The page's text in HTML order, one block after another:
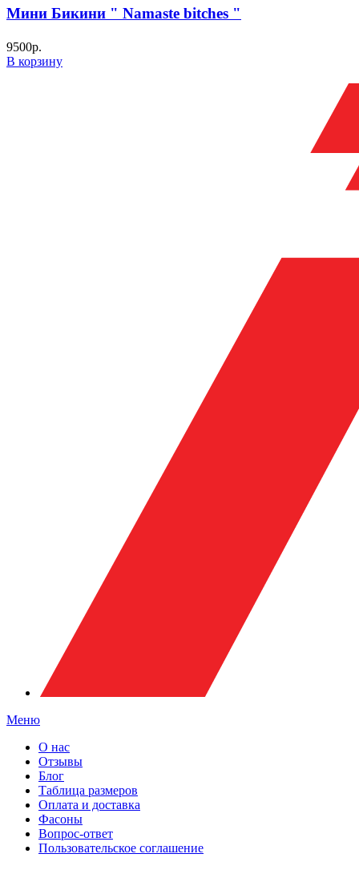
Мини Бикини " Namaste bitches "
9500р.
В корзину
Меню
О нас
Отзывы
Блог
Таблица размеров
Оплата и доставка
Фасоны
Вопрос-ответ
Пользовательское соглашение